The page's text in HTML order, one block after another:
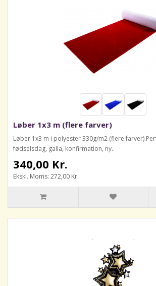
Løber 1x3 m (flere farver)
Løber 1x3 m i polyester 330g/m2 (flere
fødselsdag, galla, konfirmation, ny..
340,00 Kr.
Ekskl. Moms: 272,00 Kr.